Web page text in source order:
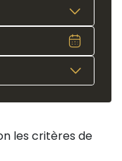
les critères de